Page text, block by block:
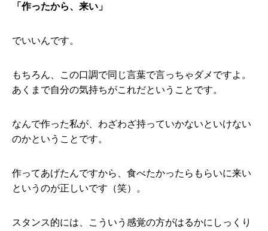
「作ったから、来い」
でいいんです。
もちろん、この口調で同じ言葉で言っちゃダメですよ。
あくまで自分の気持ちがこれだということです。
なんで作った私が、わざわざ持っていかないといけない
のかということです。
作ってあげたんですから、食べたかったらもらいに来い
というのが正しいです（笑）。
スタンス的には、こういう感覚の方がはるかにしっくり